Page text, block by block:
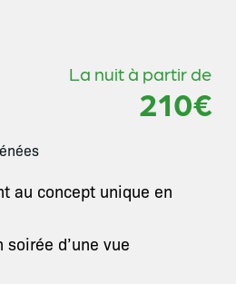
La nuit à partir de
210€
au concept unique en
d’une vue